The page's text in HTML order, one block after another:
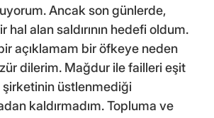
Ancak son günlerde,
alan saldırının hedefi oldum.
açıklamam bir öfkeye neden
dilerim. Mağdur ile failleri eşit
şirketinin üstlenmediği
kaldırmadım. Topluma ve